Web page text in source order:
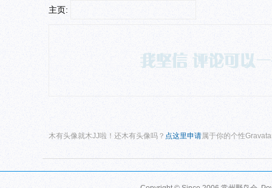
主页:
木有头像就木JJ啦！还木有头像吗？ 点这里申请 属于你的个性